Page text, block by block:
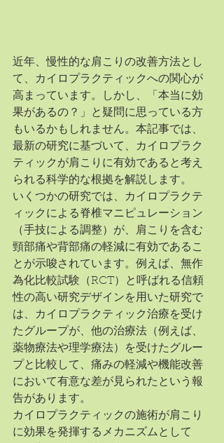
近年、慢性的な肩こりの改善方法とし
て、カイロプラクティックへの関心が
高まっています。しかし、「本当に効
果があるの？」と疑問に思っている方
もいるかもしれません。本記事では、
最新の研究に基づいて、カイロプラク
ティックが肩こりに有効であると考え
られる科学的な根拠を解説します。
いくつかの研究では、カイロプラクテ
ィックによる脊椎マニピュレーション
（手技による調整）が、肩こりを含む
頸部痛や背部痛の軽減に有効であるこ
とが示唆されています。例えば、無作
為化比較試験（RCT）と呼ばれる信頼
性の高い研究デザインを用いた研究で
は、カイロプラクティック治療を受け
たグループが、他の治療法（例えば、
薬物療法や理学療法）を受けたグルー
プと比較して、痛みの軽減や機能改善
において有意な差が見られたという報
告があります。
カイロプラクティックの施術が肩こり
に効果を発揮するメカニズムとして